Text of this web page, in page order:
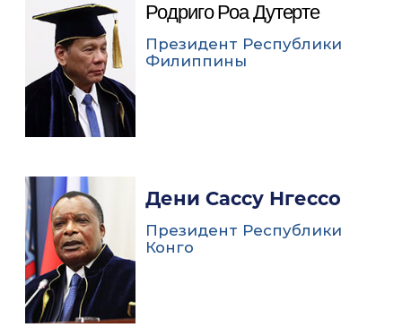
Родриго Роа Дутерте
Президент Республики
Филиппины
Дени Сассу Нгессо
Президент Республики
Конго